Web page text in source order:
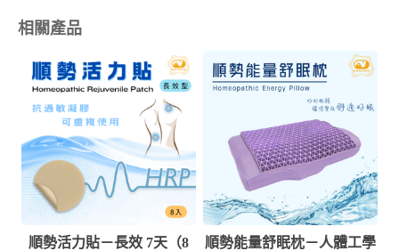
相關產品
順勢活力貼－長效 7天（8
順勢能量舒眠枕－人體工學